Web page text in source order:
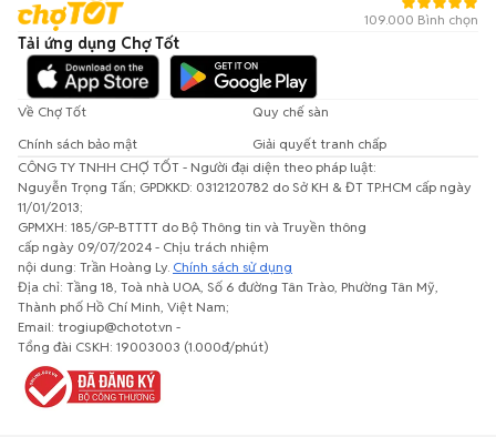
109.000 Bình chọn
Tải ứng dụng Chợ Tốt
Về Chợ Tốt
Quy chế sàn
Chính sách bảo mật
Giải quyết tranh chấp
CÔNG TY TNHH CHỢ TỐT - Người đại diện theo pháp luật:
Nguyễn Trọng Tấn; GPDKKD: 0312120782 do Sở KH & ĐT TP.HCM cấp ngày
11/01/2013;
GPMXH: 185/GP-BTTTT do Bộ Thông tin và Truyền thông
cấp ngày 09/07/2024 - Chịu trách nhiệm
nội dung: Trần Hoàng Ly. Chính sách sử dụng
Địa chỉ: Tầng 18, Toà nhà UOA, Số 6 đường Tân Trào, Phường Tân Mỹ,
Thành phố Hồ Chí Minh, Việt Nam;
Email: trogiup@chotot.vn -
Tổng đài CSKH: 19003003 (1.000đ/phút)